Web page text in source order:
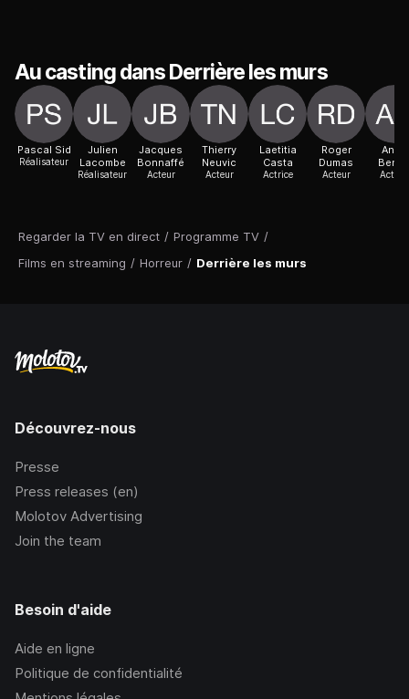
Regarder la TV en direct / Programme TV /
Films en streaming / Horreur / Derrière les murs
Au casting dans Derrière les murs
Pascal Sid
Réalisateur
Julien
Lacombe
Réalisateur
Jacques
Bonnaffé
Acteur
Thierry
Neuvic
Acteur
Laetitia
Casta
Actrice
Roger
Dumas
Acteur
Anne
Actrice
Découvrez-nous
Presse
Press releases (en)
Molotov Advertising
Join the team
Besoin d'aide
Aide en ligne
Politique de confidentialité